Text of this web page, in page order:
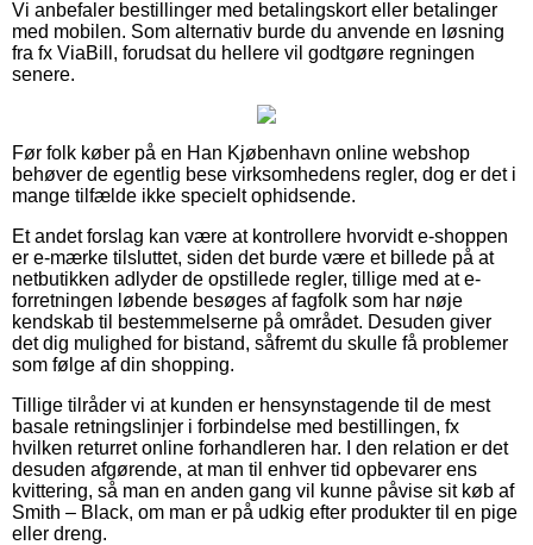
Vi anbefaler bestillinger med betalingskort eller betalinger
med mobilen. Som alternativ burde du anvende en løsning
fra fx ViaBill, forudsat du hellere vil godtgøre regningen
senere.
Før folk køber på en Han Kjøbenhavn online webshop
behøver de egentlig bese virksomhedens regler, dog er det i
mange tilfælde ikke specielt ophidsende.
Et andet forslag kan være at kontrollere hvorvidt e-shoppen
er e-mærke tilsluttet, siden det burde være et billede på at
netbutikken adlyder de opstillede regler, tillige med at e-
forretningen løbende besøges af fagfolk som har nøje
kendskab til bestemmelserne på området. Desuden giver
det dig mulighed for bistand, såfremt du skulle få problemer
som følge af din shopping.
Tillige tilråder vi at kunden er hensynstagende til de mest
basale retningslinjer i forbindelse med bestillingen, fx
hvilken returret online forhandleren har. I den relation er det
desuden afgørende, at man til enhver tid opbevarer ens
kvittering, så man en anden gang vil kunne påvise sit køb af
Smith – Black, om man er på udkig efter produkter til en pige
eller dreng.